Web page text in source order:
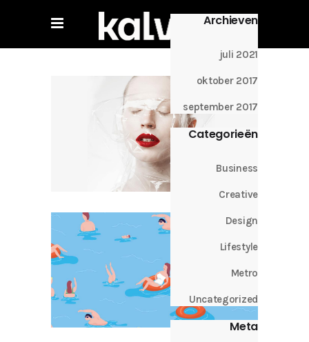
Archieven
juli 2021
oktober 2017
september 2017
Categorieën
Business
Creative
Design
Lifestyle
Metro
Uncategorized
Meta